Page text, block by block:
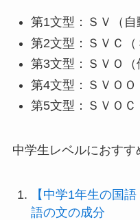
第1文型：ＳＶ（自
第2文型：ＳＶＣ（
第3文型：ＳＶＯ（
第4文型：ＳＶＯＯ
第5文型：ＳＶＯＣ
中学生レベルにおすす
【中学1年生の国
語の文の成分